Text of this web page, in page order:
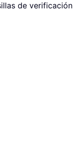
de verificación